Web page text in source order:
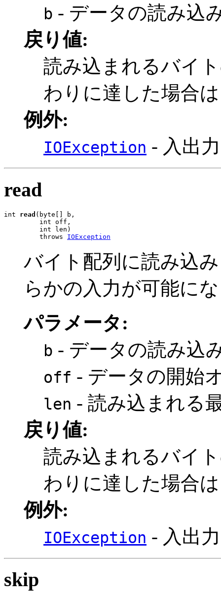
b - データの読み込
戻り値:
読み込まれるバイ
わりに達した場合
例外:
IOException - 入出
read
int read (byte[] b,
         int off,
         int len)
         throws
IOException
バイト配列に読み込
らかの入力が可能に
パラメータ:
b - データの読み込
off - データの開始
len - 読み込まれる
戻り値:
読み込まれるバイ
わりに達した場合
例外:
IOException - 入出
skip